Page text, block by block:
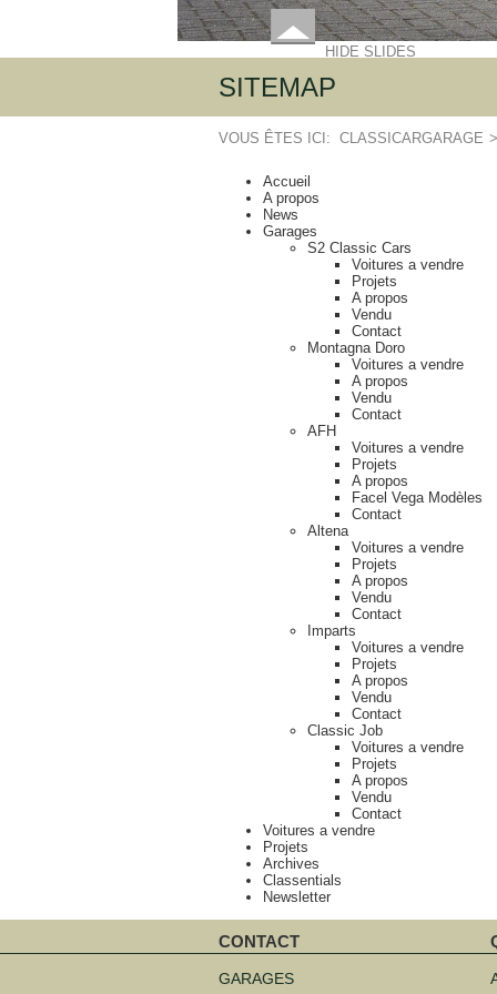
HIDE SLIDES
SITEMAP
VOUS ÊTES ICI: CLASSICARGARAGE
Accueil
A propos
News
Garages
S2 Classic Cars
Voitures a vendre
Projets
A propos
Vendu
Contact
Montagna Doro
Voitures a vendre
A propos
Vendu
Contact
AFH
Voitures a vendre
Projets
A propos
Facel Vega Modèles
Contact
Altena
Voitures a vendre
Projets
A propos
Vendu
Contact
Imparts
Voitures a vendre
Projets
A propos
Vendu
Contact
Classic Job
Voitures a vendre
Projets
A propos
Vendu
Contact
Voitures a vendre
Projets
Archives
Classentials
Newsletter
CONTACT
Aller
au
GARAGES